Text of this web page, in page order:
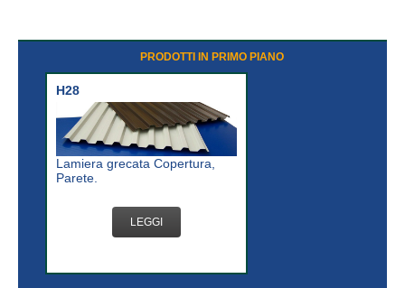
PRODOTTI IN PRIMO PIANO
H28
Lamiera grecata Copertura,
Parete.
LEGGI